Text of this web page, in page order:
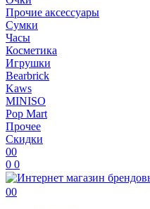
Прочие аксессуары
Сумки
Часы
Косметика
Игрушки
Bearbrick
Kaws
MINISO
Pop Mart
Прочее
Скидки
00
0 0
00